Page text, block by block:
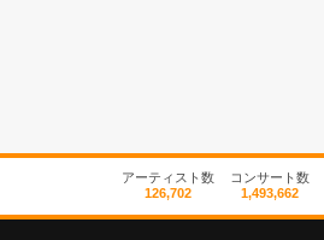
アーティスト数
126,702
コンサート数
1,493,662